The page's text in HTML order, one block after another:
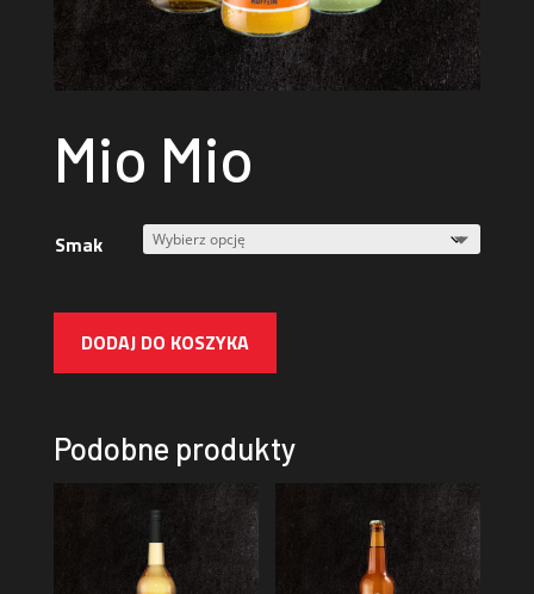
Mio Mio
Smak
DODAJ DO KOSZYKA
Podobne produkty